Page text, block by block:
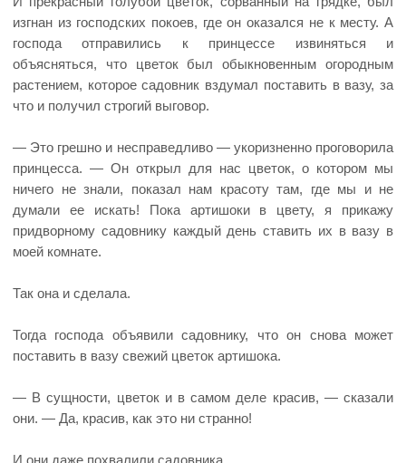
изгнан из господских покоев, где он оказался не к месту. А
господа отправились к принцессе извиняться и
объясняться, что цветок был обыкновенным огородным
растением, которое садовник вздумал поставить в вазу, за
что и получил строгий выговор.
— Это грешно и несправедливо — укоризненно проговорила
принцесса. — Он открыл для нас цветок, о котором мы
ничего не знали, показал нам красоту там, где мы и не
думали ее искать! Пока артишоки в цвету, я прикажу
придворному садовнику каждый день ставить их в вазу в
моей комнате.
Так она и сделала.
Тогда господа объявили садовнику, что он снова может
поставить в вазу свежий цветок артишока.
— В сущности, цветок и в самом деле красив, — сказали
они. — Да, красив, как это ни странно!